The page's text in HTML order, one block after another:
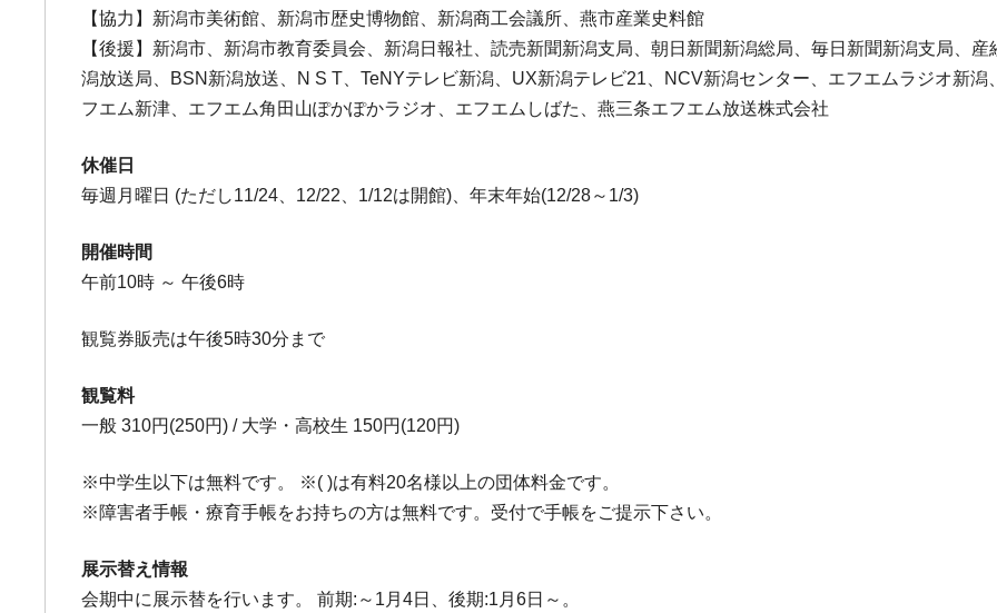
【協力】新潟市美術館、新潟市歴史博物館、新潟商工会議所、燕市産業史料館
【後援】新潟市、新潟市教育委員会、新潟日報社、読売新聞新潟支局、朝日新聞新潟総局、毎日新聞新潟支局、
潟放送局、BSN新潟放送、N S T、TeNYテレビ新潟、UX新潟テレビ21、NCV新潟センター、エフエムラジオ新
フエム新津、エフエム角田山ぽかぽかラジオ、エフエムしばた、燕三条エフエム放送株式会社
休催日
毎週月曜日 (ただし11/24、12/22、1/12は開館)、年末年始(12/28～1/3)
開催時間
午前10時 ～ 午後6時
観覧券販売は午後5時30分まで
観覧料
一般 310円(250円) / 大学・高校生 150円(120円)
※中学生以下は無料です。 ※( )は有料20名様以上の団体料金です。
※障害者手帳・療育手帳をお持ちの方は無料です。受付で手帳をご提示下さい。
展示替え情報
会期中に展示替を行います。 前期:～1月4日、後期:1月6日～。